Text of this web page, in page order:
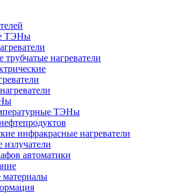
ТЭНы
нагреватели
ТЭНы
инфракрасные нагреватели
автоматики
материалы